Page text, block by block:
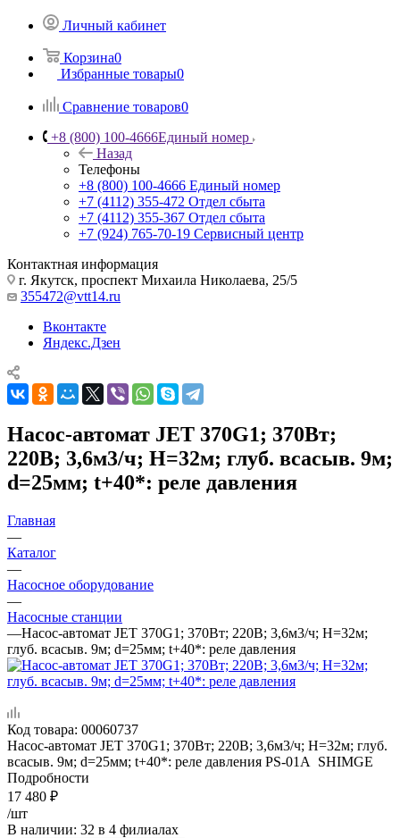
Личный кабинет
Корзина0
Избранные товары0
Сравнение товаров0
+8 (800) 100-4666Единый номер
Назад
Телефоны
+8 (800) 100-4666 Единый номер
+7 (4112) 355-472 Отдел сбыта
+7 (4112) 355-367 Отдел сбыта
+7 (924) 765-70-19 Сервисный центр
Контактная информация
г. Якутск, проспект Михаила Николаева, 25/5
355472@vtt14.ru
Вконтакте
Яндекс.Дзен
Насос-автомат JET 370G1; 370Вт;
220В; 3,6м3/ч; H=32м; глуб. всасыв. 9м;
d=25мм; t+40*: реле давления
Главная
—
Каталог
—
Насосное оборудование
—
Насосные станции
—Насос-автомат JET 370G1; 370Вт; 220В; 3,6м3/ч; H=32м;
глуб. всасыв. 9м; d=25мм; t+40*: реле давления
Код товара: 00060737
Насос-автомат JET 370G1; 370Вт; 220В; 3,6м3/ч; H=32м; глуб.
всасыв. 9м; d=25мм; t+40*: реле давления PS-01А SHIMGE
Подробности
17 480 ₽
/шт
В наличии: 32 в 4 филиалах